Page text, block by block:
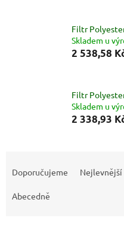
Filtr
Skladem u
2 538,58
Filtr
Skladem u
2 338,93
Doporučujeme Nejlevnější
Abecedně